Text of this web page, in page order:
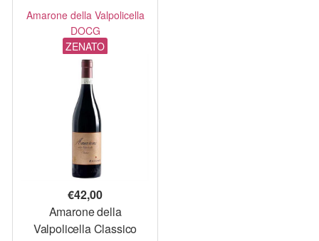
Amarone della Valpolicella
DOCG
ZENATO
€42,00
Amarone della
Valpolicella Classico